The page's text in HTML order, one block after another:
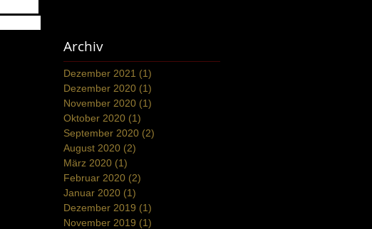
Archiv
Dezember 2021 (1)
Dezember 2020 (1)
November 2020 (1)
Oktober 2020 (1)
September 2020 (2)
August 2020 (2)
März 2020 (1)
Februar 2020 (2)
Januar 2020 (1)
Dezember 2019 (1)
November 2019 (1)